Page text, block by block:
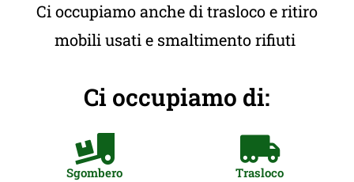
Ci occupiamo anche di trasloco e ritiro
mobili usati e smaltimento rifiuti
Ci occupiamo di:
Sgombero Trasloco